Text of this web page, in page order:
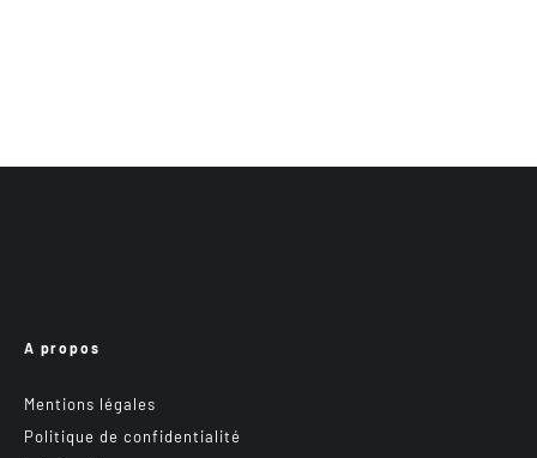
A propos
Mentions légales
Politique de confidentialité